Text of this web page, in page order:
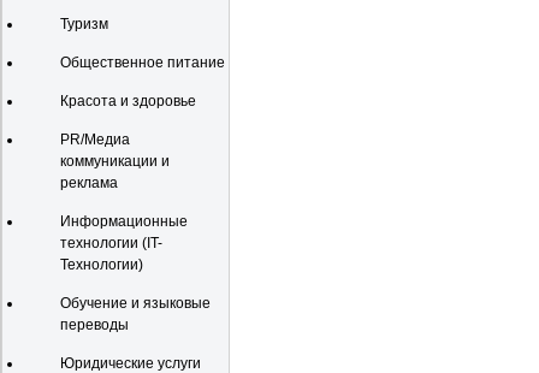
Туризм
Общественное питание
Красота и здоровье
PR/Медиа
коммуникации и
реклама
Информационные
технологии (IT-
Технологии)
Обучение и языковые
переводы
Юридические услуги